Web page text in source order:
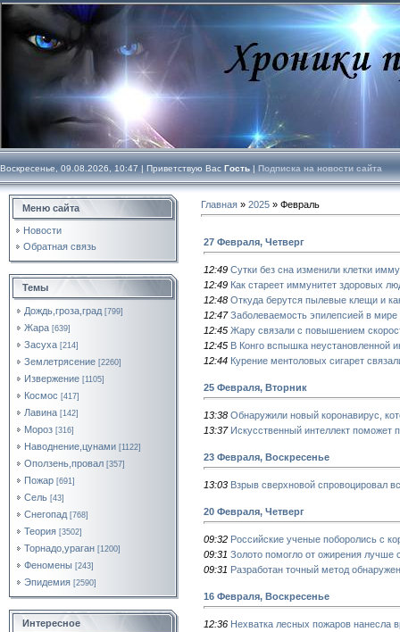
Воскресенье, 09.08.2026, 10:47 | Приветствую Вас Гость | Подписка на новости сайта
Меню сайта
Новости
Обратная связь
Темы
Дождь,гроза,град [799]
Жара [639]
Засуха [214]
Землетрясение [2260]
Извержение [1105]
Космос [417]
Лавина [142]
Мороз [316]
Наводнение,цунами [1122]
Оползень,провал [357]
Пожар [691]
Сель [43]
Снегопад [768]
Теория [3502]
Торнадо,ураган [1200]
Феномены [243]
Эпидемия [2590]
Интересное
Главная » 2025 » Февраль
27 Февраля, Четверг
12:49 Сутки без сна изменили клетки
12:49 Как стареет иммунитет здоровых
12:48 Откуда берутся пылевые клещи и
12:47 Заболеваемость эпилепсией в
12:45 Жару связали с повышением
12:45 В Конго вспышка неустановленной
12:44 Курение ментоловых сигарет
25 Февраля, Вторник
13:38 Обнаружили новый коронавирус,
13:37 Искусственный интеллект поможет
23 Февраля, Воскресенье
13:03 Взрыв сверхновой спровоцировал
20 Февраля, Четверг
09:32 Российские ученые поборолись с
09:31 Золото помогло от ожирения лучше
09:31 Разработан точный метод
16 Февраля, Воскресенье
12:36 Нехватка лесных пожаров нанесла